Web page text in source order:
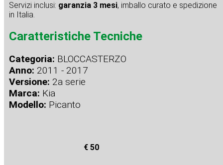
Servizi inclusi: garanzia 3 mesi, imballo curato e spedizione
in Italia.
Caratteristiche Tecniche
Categoria: BLOCCASTERZO
Anno: 2011 - 2017
Versione: 2a serie
Marca: Kia
Modello: Picanto
€ 50